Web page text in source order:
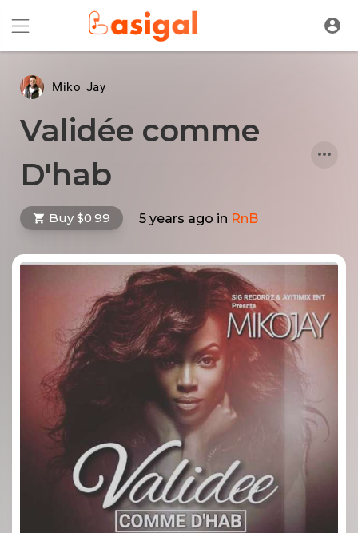
Miko Jay
Validée comme
D'hab
Buy $0.99 5 years ago in RnB